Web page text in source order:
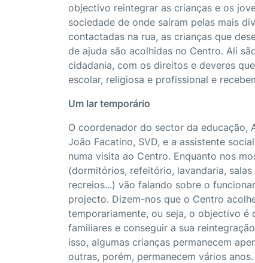
objectivo reintegrar as crianças e os
sociedade de onde saíram pelas mais
contactadas na rua, as crianças que
de ajuda são acolhidas no Centro. Ali
cidadania, com os direitos e deveres
escolar, religiosa e profissional e
Um lar temporário
O coordenador do sector da educação,
João Facatino, SVD, e a assistente
numa visita ao Centro. Enquanto nos
(dormitórios, refeitório, lavandaria,
recreios...) vão falando sobre o
projecto. Dizem-nos que o Centro
temporariamente, ou seja, o objectivo é
familiares e conseguir a sua
isso, algumas crianças permanecem
outras, porém, permanecem vários anos.